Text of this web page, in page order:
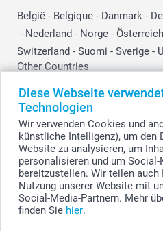
Diese Webseite
Technologien
Wir verwenden Cookies und
künstliche Intelligenz), um den
Website zu analysieren, um
personalisieren und um Social-
bereitzustellen. Wir teilen
Nutzung unserer Website mit
Social-Media-Partnern. Mehr
finden Sie hier.
België - Belgique - Danmark -
- Nederland - Norge - Österreich
Switzerland - Suomi - Sverige -
Other Countries
© smartphoto Group.
Alle Preise verstehen sich in Schweizer